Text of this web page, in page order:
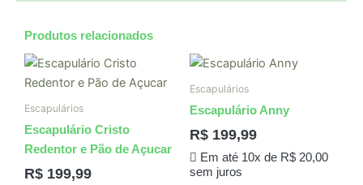
Produtos relacionados
Escapulários
Escapulário Cristo
Redentor e Pão de Açucar
R$ 199,99
Escapulários
Escapulário Anny
R$ 199,99
Em até 10x de R$20,00
sem juros